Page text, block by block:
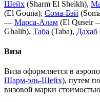
Шейх (Sharm El Sheikh),
(El Gouna), Сома-Бэй
— Марса-Алам (El Quseir
Ghalib), Таба (Taba), Дахаб
Виза
Виза оформляется в
Шарм-эль-Шейх), путем
визовой марки стоимостью